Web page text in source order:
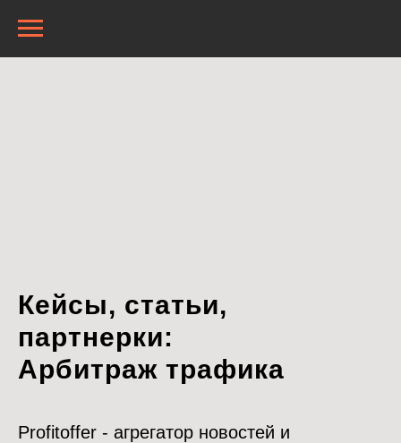
Кейсы, статьи,
партнерки:
Арбитраж трафика
Profitoffer - агрегатор новостей и